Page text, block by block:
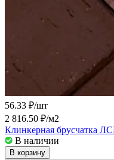
56.33 ₽/шт
2 816.50 ₽/м2
Клинкерная брусчатка
В наличии
В корзину